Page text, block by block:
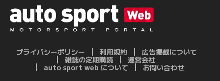
プライバシーポリシー 利用規約
広告掲載について
雑誌の定期購読
運営会社
auto sport web について
お問い合わせ